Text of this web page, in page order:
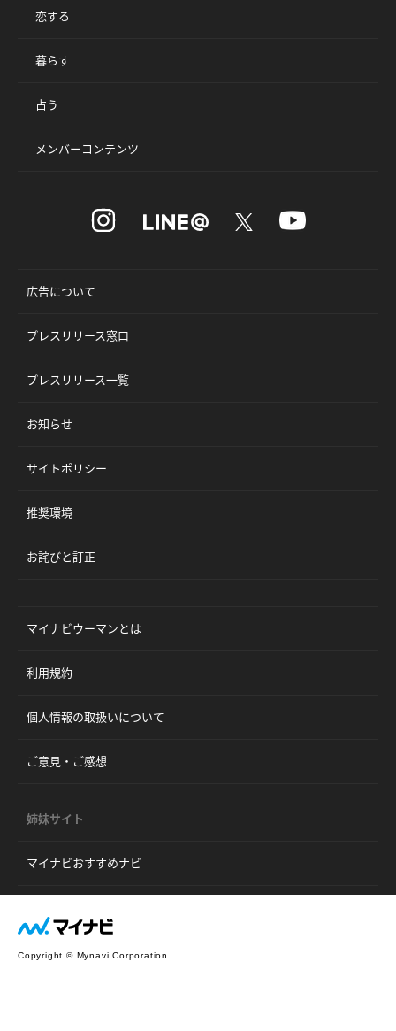
恋する
暮らす
占う
メンバーコンテンツ
広告について
プレスリリース窓口
プレスリリース一覧
お知らせ
サイトポリシー
推奨環境
お詫びと訂正
マイナビウーマンとは
利用規約
個人情報の取扱いについて
ご意見・ご感想
姉妹サイト
マイナビおすすめナビ
Copyright © Mynavi Corporation